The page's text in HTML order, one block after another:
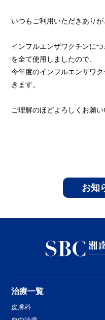
いつもご利用いただきありが
インフルエンザワクチンに
を全て使用しましたので、
今年度のインフルエンザワ
きます。
ご理解のほどよろしくお願い
お知
治療一覧
皮膚科